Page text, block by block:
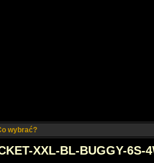
wybrać?
XXL-BL-BUGGY-6S-